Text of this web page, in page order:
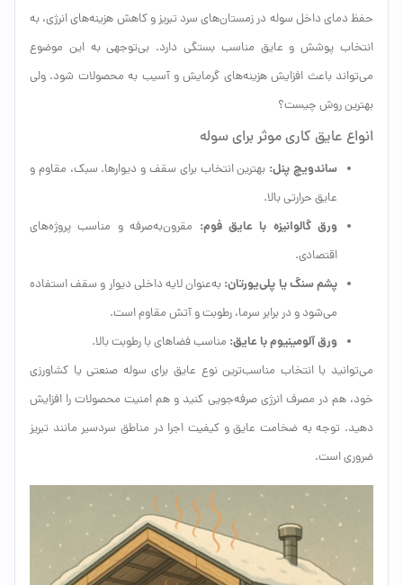
حفظ دمای داخل سوله در زمستان‌های سرد تبریز و کاهش هزینه‌های انرژی، به
انتخاب پوشش و عایق مناسب بستگی دارد. بی‌توجهی به این موضوع
می‌تواند باعث افزایش هزینه‌های گرمایش و آسیب به محصولات شود. ولی
بهترین روش چیست؟
انواع عایق‌ کاری موثر برای سوله
ساندویچ پنل: بهترین انتخاب برای سقف و دیوارها. سبک، مقاوم و
عایق حرارتی بالا.
ورق گالوانیزه با عایق فوم: مقرون‌به‌صرفه و مناسب پروژه‌های
اقتصادی.
پشم سنگ یا پلی‌یورتان: به‌عنوان لایه داخلی دیوار و سقف استفاده
می‌شود و در برابر سرما، رطوبت و آتش مقاوم است.
ورق آلومینیوم با عایق: مناسب فضاهای با رطوبت بالا.
می‌توانید با انتخاب مناسب‌ترین نوع عایق برای سوله صنعتی یا کشاورزی
خود، هم در مصرف انرژی صرفه‌جویی کنید و هم امنیت محصولات را افزایش
دهید. توجه به ضخامت عایق و کیفیت اجرا در مناطق سردسیر مانند تبریز
ضروری است.